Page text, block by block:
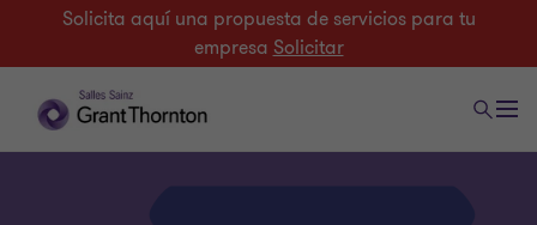
Solicita aquí una propuesta de servicios para tu
empresa Solicitar